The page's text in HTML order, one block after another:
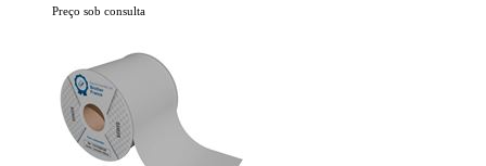
Preço sob consulta